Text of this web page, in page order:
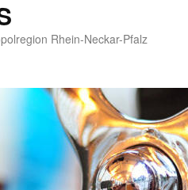
Rhein-Neckar-Pfalz